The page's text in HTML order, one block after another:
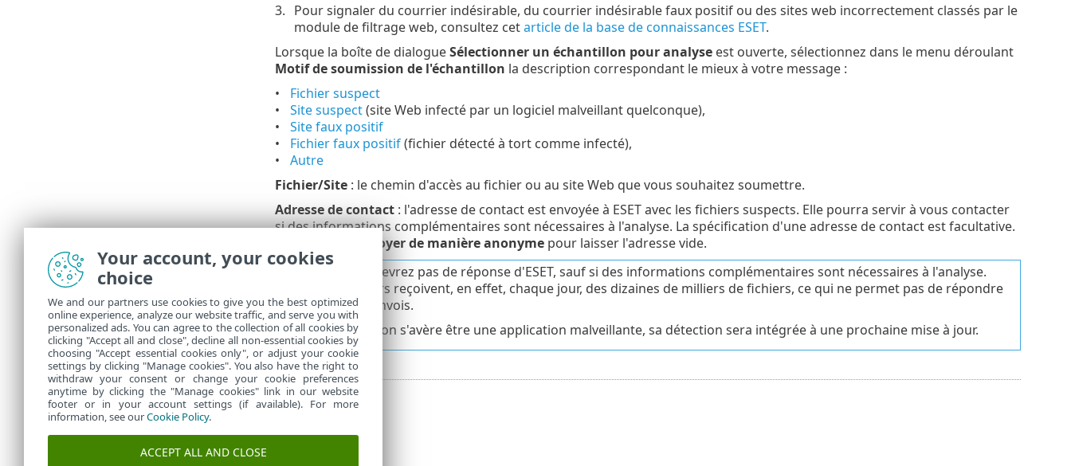
Pour signaler du courrier indésirable, du courrier indésirable faux positif ou des sites web incorrectement classés par le
module de filtrage web, consultez cetarticle de la base de connaissances ESET.
Lorsque la boîte de dialogueSélectionner un échantillon pour analyseest ouverte, sélectionnez dans le menu déroulant
Motif de soumission de l'échantillon la description correspondant le mieux à votre message :
Fichier suspect
Site suspect(site Web infecté par un logiciel malveillant quelconque),
Site faux positif
Fichier faux positif(fichier détecté à tort comme infecté),
Autre
Fichier/Site: le chemin d'accès au fichier ou au site Web que vous souhaitez soumettre.
Adresse de contact: l'adresse de contact est envoyée à ESET avec les fichiers suspects. Elle pourra servir à vous contacter
si des informations complémentaires sont nécessaires à l'analyse. La spécification d'une adresse de contact est facultative.
Envoyer de manière anonymepour laisser l'adresse vide.
Vous ne recevrez pas de réponse d'ESET, sauf si des informations complémentaires sont nécessaires à l'analyse.
Nos serveurs reçoivent, en effet, chaque jour, des dizaines de milliers de fichiers, ce qui ne permet pas de répondre
à tous les envois.
Si l'échantillon s'avère être une application malveillante, sa détection sera intégrée à une prochaine mise à jour.
Your account, your cookies
choice
We and our partners use cookies to give you the best optimized
online experience, analyze our website traffic, and serve you with
personalized ads. You can agree to the collection of all cookies by
clicking "Accept all and close", decline all non-essential cookies by
choosing "Accept essential cookies only", or adjust your cookie
settings by clicking "Manage cookies". You also have the right to
withdraw your consent or change your cookie preferences
anytime by clicking the "Manage cookies" link in our website
footer or in your account settings (if available). For more
information, see ourCookie Policy.
ACCEPT ALL AND CLOSE